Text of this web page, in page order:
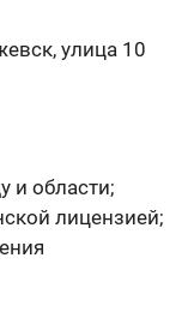
улица 10
и области;
лицензией;